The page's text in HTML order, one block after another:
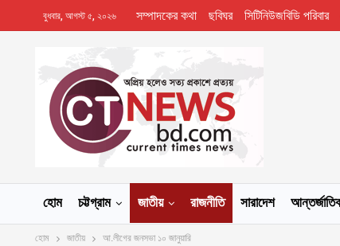
বুধবার, আগস্ট ৫, ২০২৬ সম্পাদকের কথা ছবিঘর সিটিনিউজবিডি পরিবার
হোম চট্টগ্রাম জাতীয় রাজনীতি সারাদেশ
হোম জাতীয় আ.লীগের জনসভা ১০ জানুয়ারি